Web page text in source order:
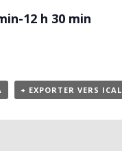
-12 h 30 min
+ EXPORTER VERS ICAL